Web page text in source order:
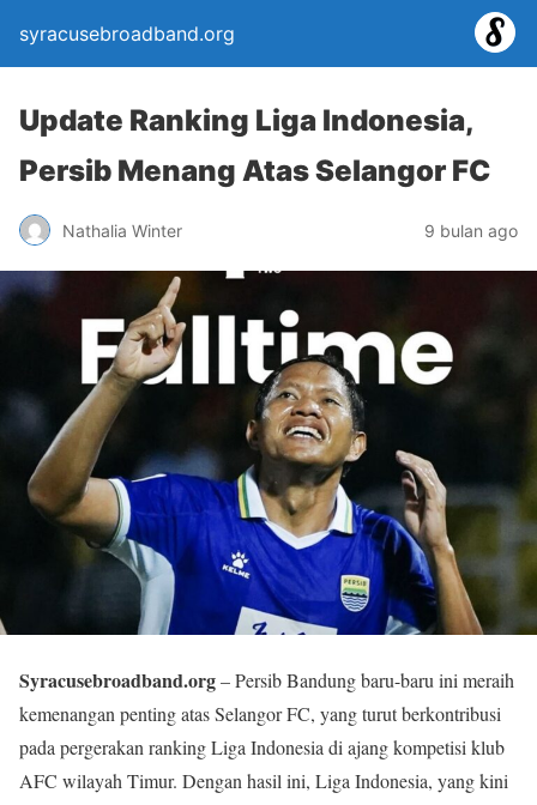
syracusebroadband.org
Update Ranking Liga Indonesia,
Persib Menang Atas Selangor FC
Nathalia Winter 9 bulan ago
Syracusebroadband.org– Persib Bandung baru-baru ini meraih
kemenangan penting atas Selangor FC, yang turut berkontribusi
pada pergerakan ranking Liga Indonesia di ajang kompetisi klub
AFC wilayah Timur. Dengan hasil ini, Liga Indonesia, yang kini